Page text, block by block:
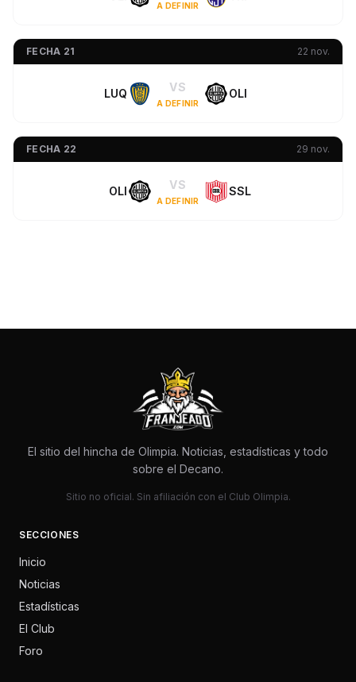
A DEFINIR
FECHA 21 22 nov.
LUQ VS
A DEFINIR
OLI
FECHA 22 29 nov.
OLI VS
A DEFINIR
SSL
El sitio del hincha de Olimpia. Noticias, estadísticas y todo
sobre el Decano.
Sitio no oficial. Sin afiliación con el Club Olimpia.
SECCIONES
Inicio
Noticias
Estadísticas
El Club
Foro